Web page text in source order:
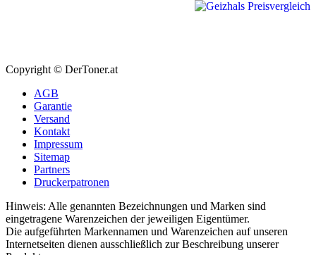
Copyright © DerToner.at
AGB
Garantie
Versand
Kontakt
Impressum
Sitemap
Partners
Druckerpatronen
Hinweis: Alle genannten Bezeichnungen und Marken sind
eingetragene Warenzeichen der jeweiligen Eigentümer.
Die aufgeführten Markennamen und Warenzeichen auf unseren
Internetseiten dienen ausschließlich zur Beschreibung unserer